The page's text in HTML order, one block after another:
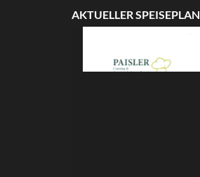
AKTUELLER SPEISEPLAN